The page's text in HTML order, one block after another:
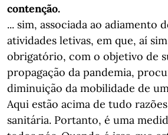
contenção.
... sim, associada ao adiamento
atividades letivas, em que, aí
obrigatório, com o objetivo de
propagação da pandemia,
diminuição da mobilidade de
Aqui estão acima de tudo
sanitária. Portanto, é uma